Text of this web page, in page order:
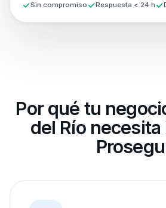
Sin compromiso Respuesta < 24 h
Por qué tu
del Río